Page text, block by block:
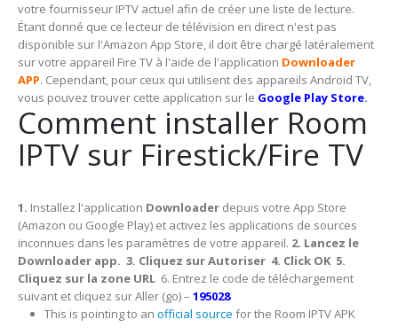
votre fournisseur IPTV actuel afin de créer une liste de lecture.
Étant donné que ce lecteur de télévision en direct n'est pas
disponible sur l'Amazon App Store, il doit être chargé latéralement
sur votre appareil Fire TV à l'aide de l'application Downloader
APP. Cependant, pour ceux qui utilisent des appareils Android TV,
vous pouvez trouver cette application sur le Google Play Store.
Comment installer Room
IPTV sur Firestick/Fire TV
1. Installez l'application Downloader depuis votre App Store
(Amazon ou Google Play) et activez les applications de sources
inconnues dans les paramètres de votre appareil. 2. Lancez le
Downloader app. 3. Cliquez sur Autoriser 4. Click OK 5.
Cliquez sur la zone URL 6. Entrez le code de téléchargement
suivant et cliquez sur Aller (go) – 195028
This is pointing to an official source for the Room IPTV APK